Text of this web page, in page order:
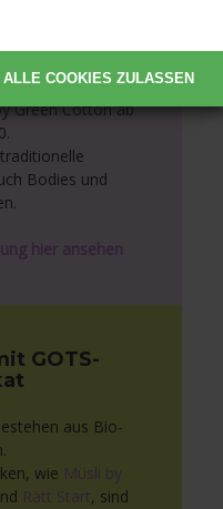
von
der dänischen
Green Cotton ab
Bodies und
hier ansehen
GOTS-
aus Bio-
wie Müsli by
Rätt Start, sind